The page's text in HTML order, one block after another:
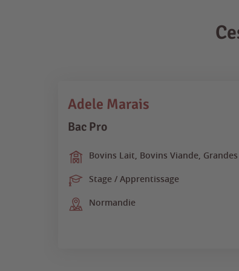
Adele Marais
Bac Pro
Bovins Lait, Bovins Viande,
Stage / Apprentissage
Normandie